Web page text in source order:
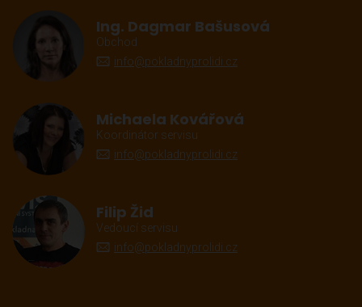
Ing. Dagmar Bašusová
Obchod
info@pokladnyprolidi.cz
Michaela Kovářová
Koordinátor servisu
info@pokladnyprolidi.cz
Filip Žid
Vedoucí servisu
info@pokladnyprolidi.cz